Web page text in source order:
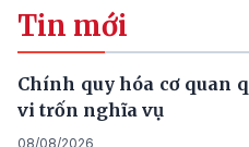
Tin mới
Chính quy hóa cơ quan
vi trốn nghĩa vụ
08/08/2026